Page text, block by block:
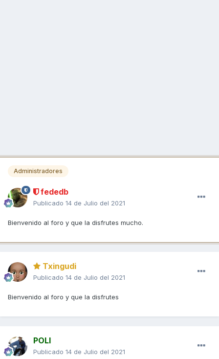
Administradores
fededb
Publicado 14 de Julio del 2021
Bienvenido al foro y que la disfrutes mucho.
Txingudi
Publicado 14 de Julio del 2021
Bienvenido al foro y que la disfrutes
POLI
Publicado 14 de Julio del 2021